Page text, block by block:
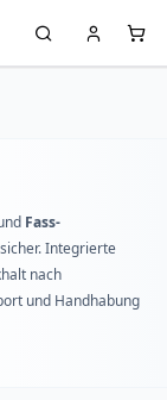
Fass-
Integrierte
nach
und Handhabung